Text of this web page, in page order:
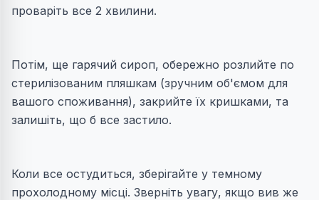
проваріть все 2 хвилини.
Потім, ще гарячий сироп, обережно розлийте по
стерилізованим пляшкам (зручним об'ємом для
вашого споживання), закрийте їх кришками, та
залишіть, що б все застило.
Коли все остудиться, зберігайте у темному
прохолодному місці. Зверніть увагу, якщо вив же